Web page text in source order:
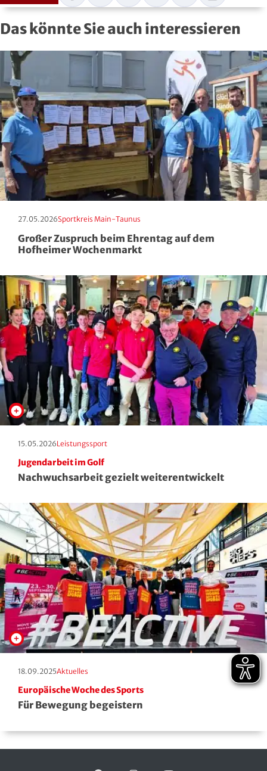
Das könnte Sie auch interessieren
Erscheinungstag:
27.05.2026
Kategorie: Sportkreis Main-Taunus
Großer Zuspruch beim Ehrentag auf dem
Hofheimer Wochenmarkt
Erscheinungstag:
15.05.2026
Kategorie: Leistungssport
Jugendarbeit im Golf
Nachwuchsarbeit gezielt weiterentwickelt
Erscheinungstag:
18.09.2025
Kategorie: Aktuelles
Europäische Woche des Sports
Für Bewegung begeistern
Taekwondo
Tauchen
Tennis
Tischtennis
Triathlon
Turnen
Volleyball